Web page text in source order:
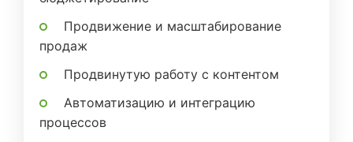
Продвижение и масштабирование
продаж
Продвинутую работу с контентом
Автоматизацию и интеграцию
процессов